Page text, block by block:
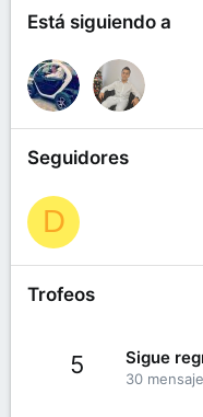
Está siguiendo a
Seguidores
D
Trofeos
5 Sigue
30